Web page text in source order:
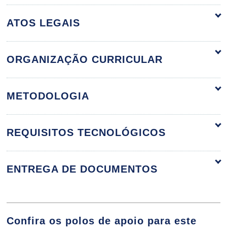
ATOS LEGAIS
ORGANIZAÇÃO CURRICULAR
60h
Debates sobre a Base Nacional
Comum Curricular
10h
METODOLOGIA
REQUISITOS TECNOLÓGICOS
ENTREGA DE DOCUMENTOS
Confira os polos de apoio para este